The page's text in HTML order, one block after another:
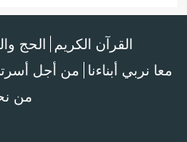
القرآن الكريم الحج
معا نربي أبناءنا من أجل
من